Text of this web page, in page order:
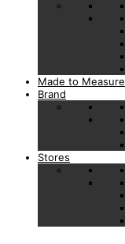
Made to Measure
Brand
Stores